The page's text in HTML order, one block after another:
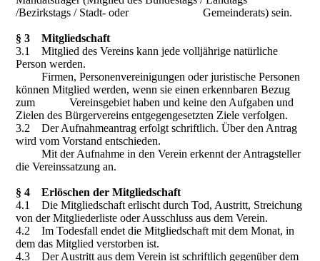
/Bezirkstags / Stadt- oder Gemeinderats) sein.
§ 3 Mitgliedschaft
3.1 Mitglied des Vereins kann jede volljährige natürliche
Person werden.
Firmen, Personenvereinigungen oder juristische Personen
können Mitglied werden, wenn sie einen erkennbaren Bezug
zum Vereinsgebiet haben und keine den Aufgaben und
Zielen des Bürgervereins entgegengesetzten Ziele verfolgen.
3.2 Der Aufnahmeantrag erfolgt schriftlich. Über den Antrag
wird vom Vorstand entschieden.
Mit der Aufnahme in den Verein erkennt der Antragsteller
die Vereinssatzung an.
§ 4 Erlöschen der Mitgliedschaft
4.1 Die Mitgliedschaft erlischt durch Tod, Austritt, Streichung
von der Mitgliederliste oder Ausschluss aus dem Verein.
4.2 Im Todesfall endet die Mitgliedschaft mit dem Monat, in
dem das Mitglied verstorben ist.
4.3 Der Austritt aus dem Verein ist schriftlich gegenüber dem